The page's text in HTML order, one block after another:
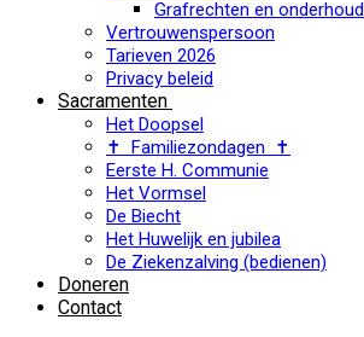
Grafrechten en onderhoud
Vertrouwenspersoon
Tarieven 2026
Privacy beleid
Sacramenten
Het Doopsel
✝ Familiezondagen ✝
Eerste H. Communie
Het Vormsel
De Biecht
Het Huwelijk en jubilea
De Ziekenzalving (bedienen)
Doneren
Contact